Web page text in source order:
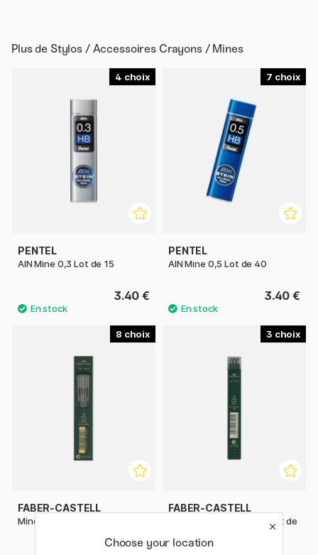
Plus de Stylos / Accessoires Crayons / Mines
4
PENTEL
AIN Mine 0,3 Lot de 15
3.40 €
7
PENTEL
AIN Mine 0,5 Lot de 40
3.40 €
8
FABER-CASTELL
Mines 2 mm TK9071 Lot de 10
3
FABER-CASTELL
Mines 3,15 mm TK9071 Lot de
Choose your location